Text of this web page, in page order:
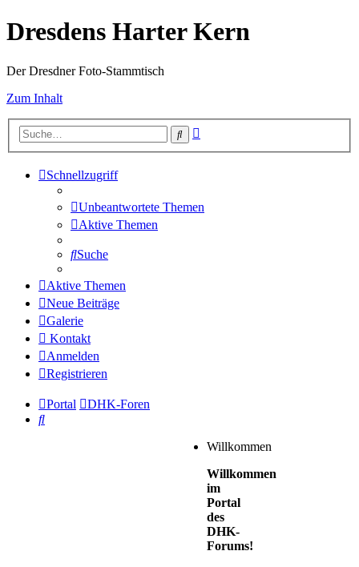
Dresdens Harter Kern
Der Dresdner Foto-Stammtisch
Zum Inhalt
Suche
Schnellzugriff
Unbeantwortete Themen
Aktive Themen
Suche
Aktive Themen
Neue Beiträge
Galerie
Kontakt
Anmelden
Registrieren
Portal
DHK-Foren
Suche
Willkommen
Willkommen
im
Portal
des
DHK-
Forums!